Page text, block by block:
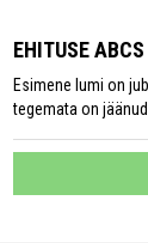
EHITUSE
Esimene lumi on
tegemata on